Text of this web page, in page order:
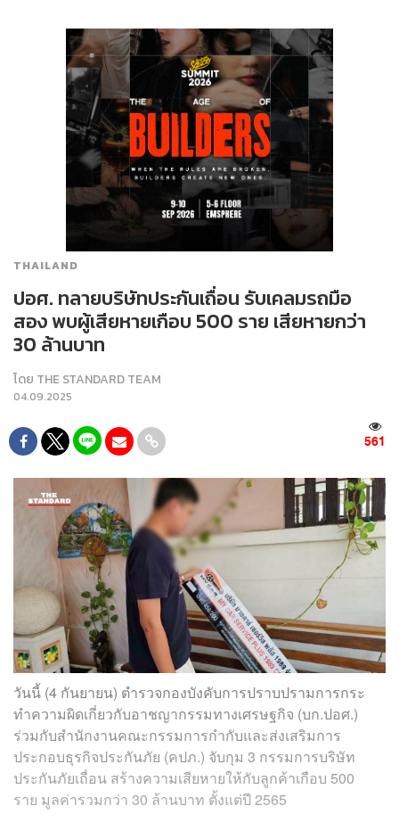
THAILAND
ปอศ. ทลายบริษัทประกันเถื่อน รับเคลมรถมือ
สอง พบผู้เสียหายเกือบ 500 ราย เสียหายกว่า
30 ล้านบาท
โดย THE STANDARD TEAM
04.09.2025
561
วันนี้ (4 กันยายน) ตำรวจกองบังคับการปราบปรามการกระ
ทำความผิดเกี่ยวกับอาชญากรรมทางเศรษฐกิจ (บก.ปอศ.)
ร่วมกับสำนักงานคณะกรรมการกำกับและส่งเสริมการ
ประกอบธุรกิจประกันภัย (คปภ.) จับกุม 3 กรรมการบริษัท
ประกันภัยเถื่อน สร้างความเสียหายให้กับลูกค้าเกือบ 500
ราย มูลค่ารวมกว่า 30 ล้านบาท ตั้งแต่ปี 2565